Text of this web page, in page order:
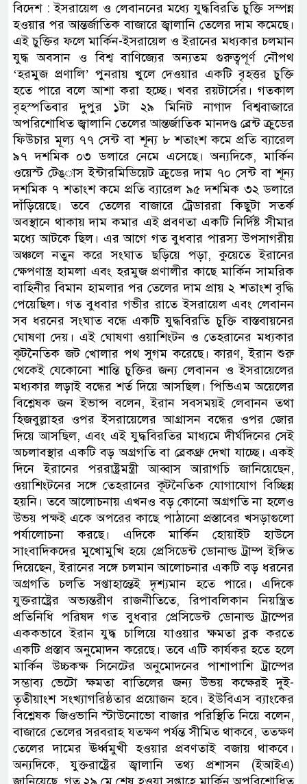
বিদেশ : ইসরায়েল ও লেবাননের মধ্যে যুদ্ধবিরতি চুক্তি সম্পন্ন
হওয়ার পর আন্তর্জাতিক বাজারে জ্বালানি তেলের দাম কমেছে।
এই চুক্তির ফলে মার্কিন-ইসরায়েল ও ইরানের মধ্যকার চলমান
যুদ্ধ অবসান ও বিশ্ব বাণিজ্যের অন্যতম গুরুত্বপূর্ণ নৌপথ
‘হরমুজ প্রণালি’ পুনরায় খুলে দেওয়ার একটি বৃহত্তর চুক্তি
হতে পারে বলে আশা করা হচ্ছে। খবর রয়টার্সের। গতকাল
বৃহস্পতিবার দুপুর ১টা ২৯ মিনিট নাগাদ বিশ্ববাজারে
অপরিশোধিত জ্বালানি তেলের আন্তর্জাতিক মানদণ্ড ব্রেন্ট ক্রুডের
ফিউচার মূল্য ৭৭ সেন্ট বা শূন্য ৮ শতাংশ কমে প্রতি ব্যারেল
৯৭ দশমিক ০৩ ডলারে নেমে এসেছে। অন্যদিকে, মার্কিন
ওয়েস্ট টেঙ্াস ইন্টারমিডিয়েট ক্রুডের দাম ৭০ সেন্ট বা শূন্য
দশমিক ৭ শতাংশ কমে প্রতি ব্যারেল ৯৫ দশমিক ৩২ ডলারে
দাঁড়িয়েছে। তবে তেলের বাজারে ট্রেডাররা কিছুটা সতর্ক
অবস্থানে থাকায় দাম কমার এই প্রবণতা একটি নির্দিষ্ট সীমার
মধ্যে আটকে ছিল। এর আগে গত বুধবার পারস্য উপসাগরীয়
অঞ্চলে নতুন করে সংঘাত ছড়িয়ে পড়া, কুয়েতে ইরানের
ক্ষেপণাস্ত্র হামলা এবং হরমুজ প্রণালীর কাছে মার্কিন সামরিক
বাহিনীর বিমান হামলার পর তেলের দাম প্রায় ২ শতাংশ বৃদ্ধি
পেয়েছিল। গত বুধবার গভীর রাতে ইসরায়েল এবং লেবানন
সব ধরনের সংঘাত বন্ধে একটি যুদ্ধবিরতি চুক্তি বাস্তবায়নের
ঘোষণা দেয়। এই ঘোষণা ওয়াশিংটন ও তেহরানের মধ্যকার
কূটনৈতিক জট খোলার পথ সুগম করেছে। কারণ, ইরান শুরু
থেকেই যেকোনো শান্তি চুক্তির জন্য লেবানন ও ইসরায়েলের
মধ্যকার লড়াই বন্ধের শর্ত দিয়ে আসছিল। পিভিএম অয়েলের
বিশ্লেষক জন ইভান্স বলেন, ইরান সবসময়ই লেবানন তথা
হিজবুল্লাহর ওপর ইসরায়েলের আগ্রাসন বন্ধের ওপর জোর
দিয়ে আসছিল, এবং এই যুদ্ধবিরতির মাধ্যমে দীর্ঘদিনের সেই
অচলাবস্থার একটি বড় অগ্রগতি বা ব্রেকথ্রু দেখা যাচ্ছে। একই
দিনে ইরানের পররাষ্ট্রমন্ত্রী আব্বাস আরাগচি জানিয়েছেন,
ওয়াশিংটনের সঙ্গে তেহরানের কূটনৈতিক যোগাযোগ বিচ্ছিন্ন
হয়নি। তবে আলোচনায় এখনও বড় কোনো অগ্রগতি না হলেও
উভয় পক্ষই একে অপরের কাছে পাঠানো প্রস্তাবের খসড়াগুলো
পর্যালোচনা করছে। এদিকে মার্কিন হোয়াইট হাউসে
সাংবাদিকদের মুখোমুখি হয়ে প্রেসিডেন্ট ডোনাল্ড ট্রাম্প ইঙ্গিত
দিয়েছেন, ইরানের সঙ্গে চলমান আলোচনার একটি বড় ধরনের
অগ্রগতি চলতি সপ্তাহান্তেই দৃশ্যমান হতে পারে। এদিকে
যুক্তরাষ্ট্রের অভ্যন্তরীণ রাজনীতিতে, রিপাবলিকান নিয়ন্ত্রিত
প্রতিনিধি পরিষদ গত বুধবার প্রেসিডেন্ট ডোনাল্ড ট্রাম্পের
এককভাবে ইরান যুদ্ধ চালিয়ে যাওয়ার ক্ষমতা ব্লক করতে
একটি প্রস্তাব অনুমোদন করেছে। তবে এটি কার্যকর হতে হলে
মার্কিন উচ্চকক্ষ সিনেটের অনুমোদনের পাশাপাশি ট্রাম্পের
সম্ভাব্য ভেটো ক্ষমতা বাতিলের জন্য উভয় কক্ষেরই দুই-
তৃতীয়াংশ সংখ্যাগরিষ্ঠতার প্রয়োজন হবে। ইউবিএস ব্যাংকের
বিশ্লেষক জিওভানি স্টাউনোভো বাজার পরিস্থিতি নিয়ে বলেন,
বাজারে তেলের সরবরাহ যতক্ষণ পর্যন্ত সীমিত থাকবে, ততক্ষণ
তেলের দামের ঊর্ধ্বমুখী হওয়ার প্রবণতাই বজায় থাকবে।
অন্যদিকে, যুক্তরাষ্ট্রের জ্বালানি তথ্য প্রশাসন (ইআইএ)